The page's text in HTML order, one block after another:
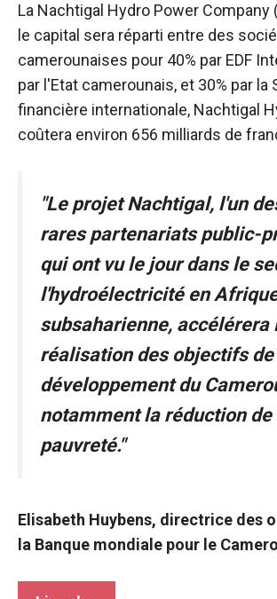
La Nachtigal Hydro Power Company
le capital sera réparti entre des
camerounaises pour 40% par EDF
par l'Etat camerounais, et 30% par la
financière internationale, Nachtigal
coûtera environ 656 milliards de
"Le projet Nachtigal, l'un
rares partenariats public-
qui ont vu le jour dans le
l'hydroélectricité en
subsaharienne, accélérera
réalisation des objectifs de
développement du
notamment la réduction de
pauvreté."
Elisabeth Huybens, directrice des
la Banque mondiale pour le